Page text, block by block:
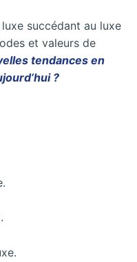
luxe succédant au luxe
et valeurs de
tendances en
?